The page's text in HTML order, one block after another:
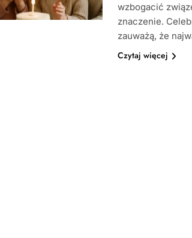
wzbogacić
znaczenie.
zauważą, że
Czytaj więcej